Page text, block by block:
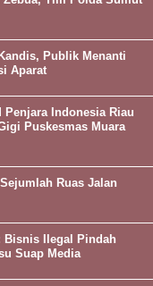
Publik Menanti
Aparat
Penjara Indonesia Riau
Puskesmas Muara
Ruas Jalan
Bisnis Ilegal Pindah
Suap Media